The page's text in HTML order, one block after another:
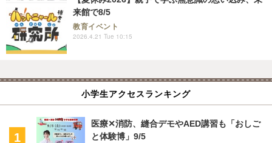
来館で8/5
教育イベント
2026.4.21 Tue 10:15
小学生アクセスランキング
医療✕消防、縫合デモやAED講習も「おしご
と体験博」9/5